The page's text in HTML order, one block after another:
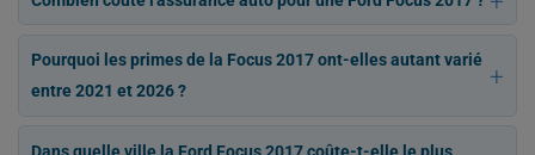
Pourquoi les primes de la Focus 2017 ont-elles autant varié
entre 2021 et 2026 ?
Dans quelle ville la Ford Focus 2017 coûte-t-elle le plus